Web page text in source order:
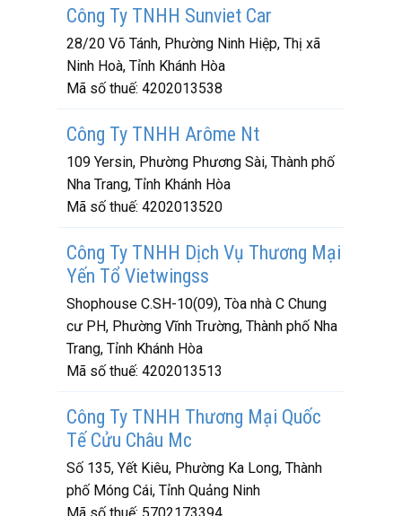
Công Ty TNHH Sunviet Car
28/20 Võ Tánh, Phường Ninh Hiệp, Thị xã
Ninh Hoà, Tỉnh Khánh Hòa
Mã số thuế: 4202013538
Công Ty TNHH Arôme Nt
109 Yersin, Phường Phương Sài, Thành phố
Nha Trang, Tỉnh Khánh Hòa
Mã số thuế: 4202013520
Công Ty TNHH Dịch Vụ Thương Mại
Yến Tổ Vietwingss
Shophouse C.SH-10(09), Tòa nhà C Chung
cư PH, Phường Vĩnh Trường, Thành phố Nha
Trang, Tỉnh Khánh Hòa
Mã số thuế: 4202013513
Công Ty TNHH Thương Mại Quốc
Tế Cửu Châu Mc
Số 135, Yết Kiêu, Phường Ka Long, Thành
phố Móng Cái, Tỉnh Quảng Ninh